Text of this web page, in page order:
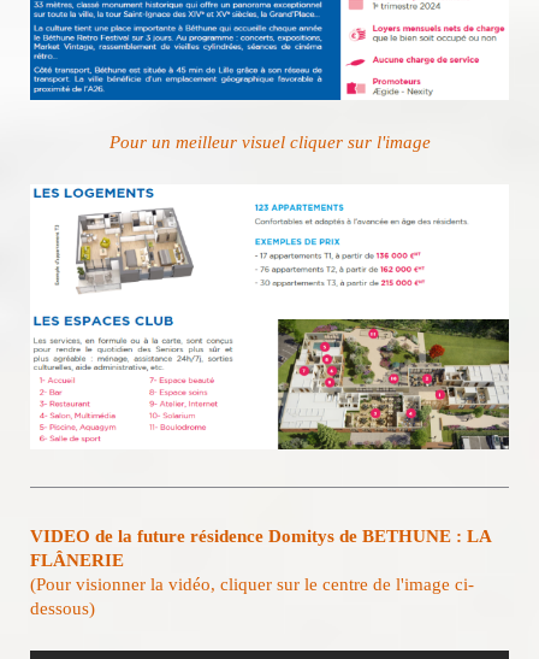
Pour un meilleur visuel cliquer sur l'image
VIDEO de la future résidence Domitys de BETHUNE : LA
FLÂNERIE
(Pour visionner la vidéo, cliquer sur le centre de l'image ci-
dessous)